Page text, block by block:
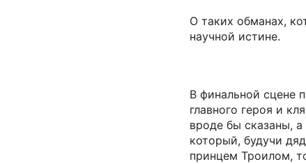
О таких обманах,
научной истине.
В финальной сцене
главного героя и
вроде бы сказаны,
который, будучи
принцем Троилом,